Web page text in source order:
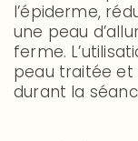
l’épiderme,
une peau
ferme.
peau traitée et
durant la